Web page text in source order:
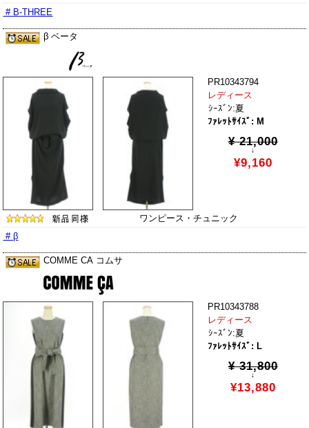
# B-THREE
β ベータ
PR10343794
レディース
ｼｰｽﾞﾝ:夏
ﾌｧﾚｯﾄｻｲｽﾞ: M
¥ 21,000
↓
¥9,160
ワンピース・チュニック
# β
COMME CA コムサ
PR10343788
レディース
ｼｰｽﾞﾝ:夏
ﾌｧﾚｯﾄｻｲｽﾞ: L
¥ 31,800
↓
¥13,880